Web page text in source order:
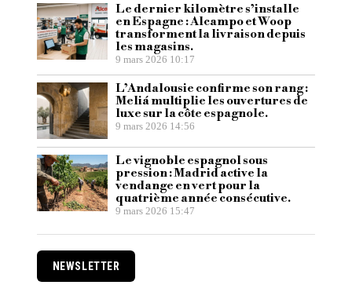
Le dernier kilomètre s’installe
en Espagne : Alcampo et Woop
transforment la livraison depuis
les magasins.
9 mars 2026 10:17
L’Andalousie confirme son rang :
Meliá multiplie les ouvertures de
luxe sur la côte espagnole.
9 mars 2026 14:56
Le vignoble espagnol sous
pression : Madrid active la
vendange en vert pour la
quatrième année consécutive.
9 mars 2026 15:47
NEWSLETTER